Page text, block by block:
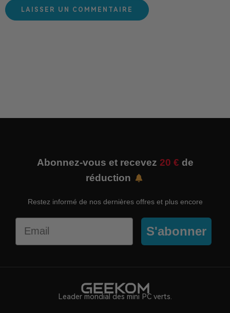
Abonnez-vous et recevez 20 € de
réduction
Restez informé de nos dernières offres et plus encore
S'abonner
Leader mondial des mini PC verts.